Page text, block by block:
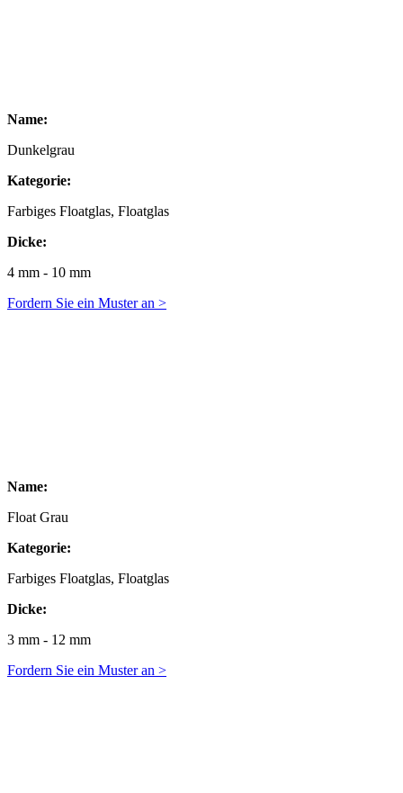
Name:
Dunkelgrau
Kategorie:
Farbiges Floatglas, Floatglas
Dicke:
4 mm - 10 mm
Fordern Sie ein Muster an >
Name:
Float Grau
Kategorie:
Farbiges Floatglas, Floatglas
Dicke:
3 mm - 12 mm
Fordern Sie ein Muster an >